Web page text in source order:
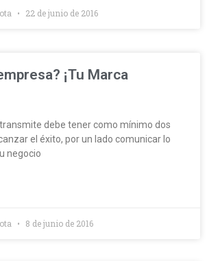
22 de junio de 2016
¡Tu Marca
transmite debe tener como mínimo dos
el éxito, por un lado comunicar lo
negocio
8 de junio de 2016